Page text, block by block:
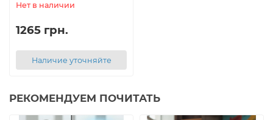
Нет в наличии
1265 грн.
Наличие уточняйте
РЕКОМЕНДУЕМ ПОЧИТАТЬ